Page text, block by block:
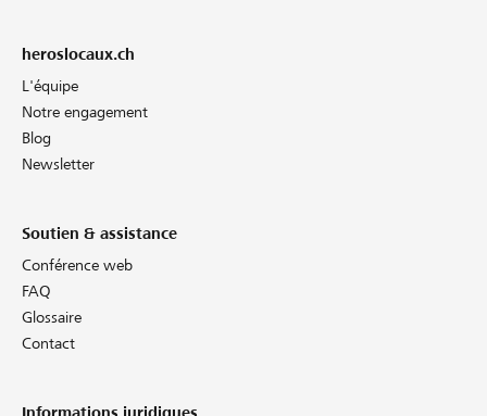
heroslocaux.ch
L'équipe
Notre engagement
Blog
Newsletter
Soutien & assistance
Conférence web
FAQ
Glossaire
Contact
Informations juridiques